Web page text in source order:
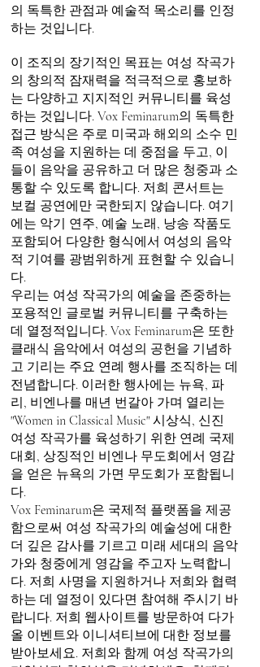
의 독특한 관점과 예술적 목소리를 인정
하는 것입니다.
이 조직의 장기적인 목표는 여성 작곡가
의 창의적 잠재력을 적극적으로 홍보하
는 다양하고 지지적인 커뮤니티를 육성
하는 것입니다. Vox Feminarum의 독특한
접근 방식은 주로 미국과 해외의 소수 민
족 여성을 지원하는 데 중점을 두고, 이
들이 음악을 공유하고 더 많은 청중과 소
통할 수 있도록 합니다. 저희 콘서트는
보컬 공연에만 국한되지 않습니다. 여기
에는 악기 연주, 예술 노래, 낭송 작품도
포함되어 다양한 형식에서 여성의 음악
적 기여를 광범위하게 표현할 수 있습니
다.
우리는 여성 작곡가의 예술을 존중하는
포용적인 글로벌 커뮤니티를 구축하는
데 열정적입니다. Vox Feminarum은 또한
클래식 음악에서 여성의 공헌을 기념하
고 기리는 주요 연례 행사를 조직하는 데
전념합니다. 이러한 행사에는 뉴욕, 파
리, 비엔나를 매년 번갈아 가며 열리는
"Women in Classical Music" 시상식, 신진
여성 작곡가를 육성하기 위한 연례 국제
대회, 상징적인 비엔나 무도회에서 영감
을 얻은 뉴욕의 가면 무도회가 포함됩니
다.
Vox Feminarum은 국제적 플랫폼을 제공
함으로써 여성 작곡가의 예술성에 대한
더 깊은 감사를 기르고 미래 세대의 음악
가와 청중에게 영감을 주고자 노력합니
다. 저희 사명을 지원하거나 저희와 협력
하는 데 열정이 있다면 참여해 주시기 바
랍니다. 저희 웹사이트를 방문하여 다가
올 이벤트와 이니셔티브에 대한 정보를
받아보세요. 저희와 함께 여성 작곡가의